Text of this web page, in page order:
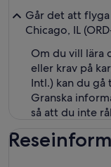
Går det att
Chicago, IL
Om du vill lära
eller krav på
Intl.) kan du gå
Granska
så att du inte